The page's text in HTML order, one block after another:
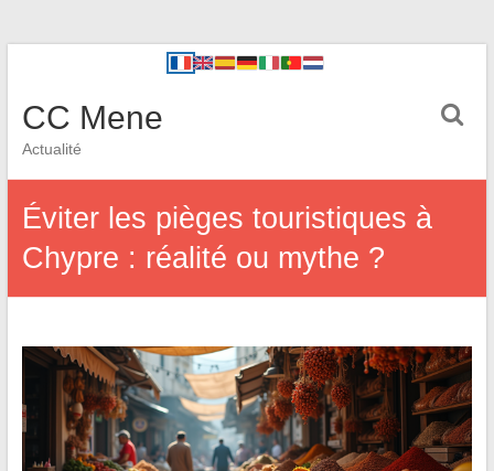
CC Mene
Actualité
Éviter les pièges touristiques à
Chypre : réalité ou mythe ?